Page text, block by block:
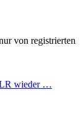
von registrierten
wieder …